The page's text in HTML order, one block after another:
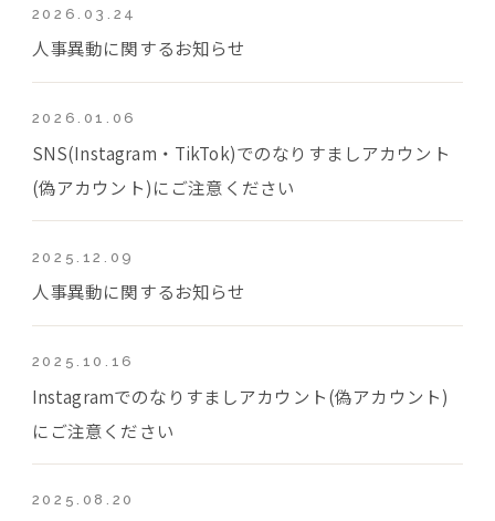
2026.03.24
人事異動に関するお知らせ
2026.01.06
SNS(Instagram・TikTok)でのなりすましアカウント
(偽アカウント)にご注意ください
2025.12.09
人事異動に関するお知らせ
2025.10.16
Instagramでのなりすましアカウント(偽アカウント)
にご注意ください
2025.08.20